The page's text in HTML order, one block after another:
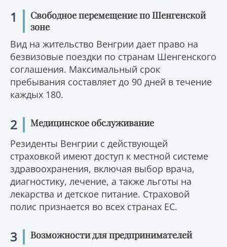
1
Свободное перемещение по Шенгенской
зоне
Вид на жительство Венгрии дает право на
безвизовые поездки по странам Шенгенского
соглашения. Максимальный срок
пребывания составляет до 90 дней в течение
каждых 180.
2
Медицинское обслуживание
Резиденты Венгрии с действующей
страховкой имеют доступ к местной системе
здравоохранения, включая выбор врача,
диагностику, лечение, а также льготы на
лекарства и детское питание. Страховой
полис признается во всех странах ЕС.
3 Возможности для предпринимателей